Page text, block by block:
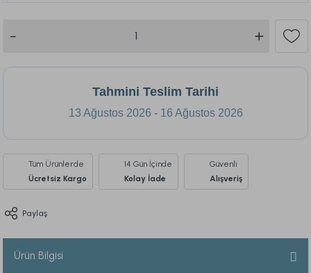
Tahmini Teslim Tarihi
13 Ağustos 2026 - 16 Ağustos 2026
Tüm Ürünlerde
Ücretsiz Kargo
14 Gün İçinde
Kolay İade
Güvenli
Alışveriş
Paylaş
Ürün Bilgisi